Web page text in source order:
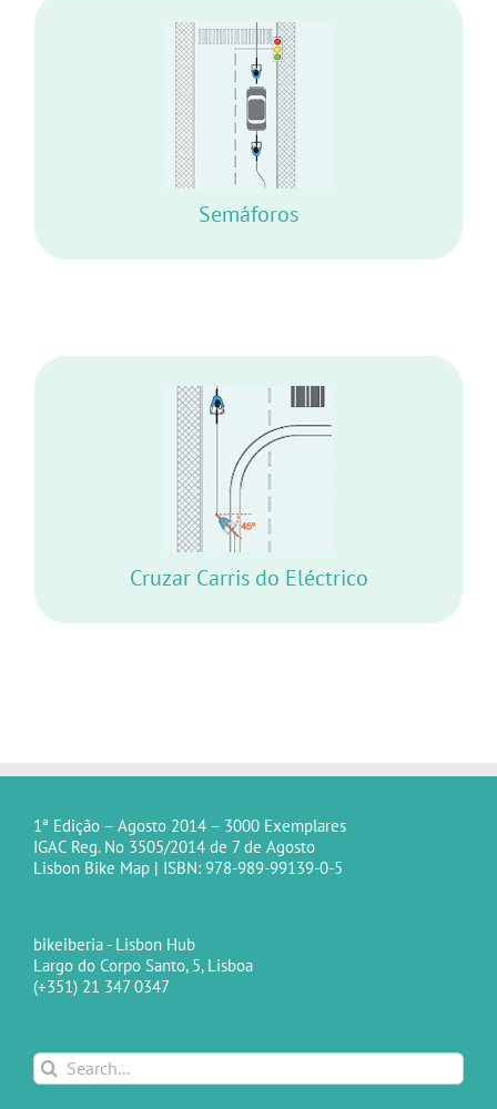
Semáforos
POSICIONE-SE SEMPRE NO CENTRO DA VIA.
NUNCA PERMANEÇA LADO A LADO COM
OUTROS VEÍCULOS
Cruzar Carris do Eléctrico
IDEALMENTE AFASTE-SE ANTES DE
ATRAVESSAR
COM AMBAS AS RODAS COM UM ÂNGULO
DE PELO MENOS 45º
1ª Edição – Agosto 2014 – 3000 Exemplares
IGAC Reg. No 3505/2014 de 7 de Agosto
Lisbon Bike Map | ISBN: 978-989-99139-0-5
bikeiberia - Lisbon Hub
Largo do Corpo Santo, 5, Lisboa
(+351) 21 347 0347
Search
for: